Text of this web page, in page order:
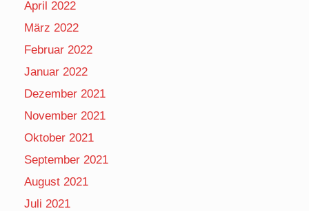
April 2022
März 2022
Februar 2022
Januar 2022
Dezember 2021
November 2021
Oktober 2021
September 2021
August 2021
Juli 2021